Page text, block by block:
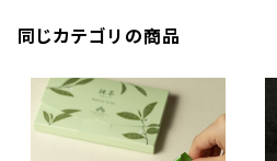
同じカテゴリの商品